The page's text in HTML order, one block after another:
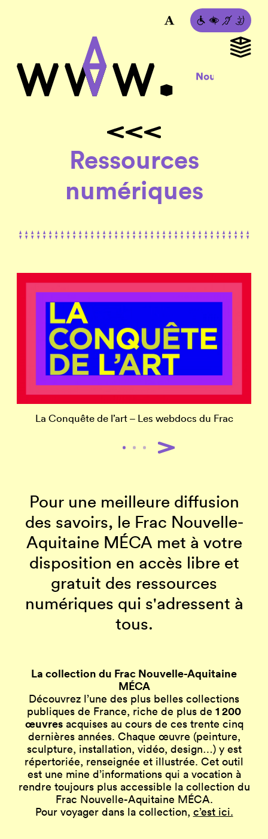
Ressources
numériques
La Conquête de l’art – Les webdocs du Frac
Pour une meilleure diffusion
des savoirs, le Frac Nouvelle-
Aquitaine MÉCA met à votre
disposition en accès libre et
gratuit des ressources
numériques qui s'adressent à
tous.
La collection du Frac Nouvelle-Aquitaine
MÉCA
Découvrez l’une des plus belles collections
publiques de France, riche de plus de 1 200
œuvresacquises au cours de ces trente cinq
dernières années. Chaque œuvre (peinture,
sculpture, installation, vidéo, design…) y est
répertoriée, renseignée et illustrée. Cet outil
est une mine d’informations qui a vocation à
rendre toujours plus accessible la collection du
Frac Nouvelle-Aquitaine MÉCA.
Pour voyager dans la collection, c’est ici.